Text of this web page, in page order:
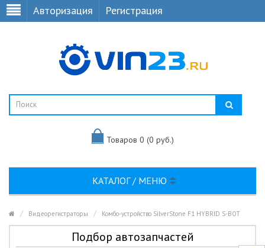
Авторизация Регистрация
Товаров 0 (0 руб.)
КАТАЛОГ / МЕНЮ
Видеорегистраторы Комбо-устройство SilverStone F1 HYBRID S-BOT
Подбор автозапчастей